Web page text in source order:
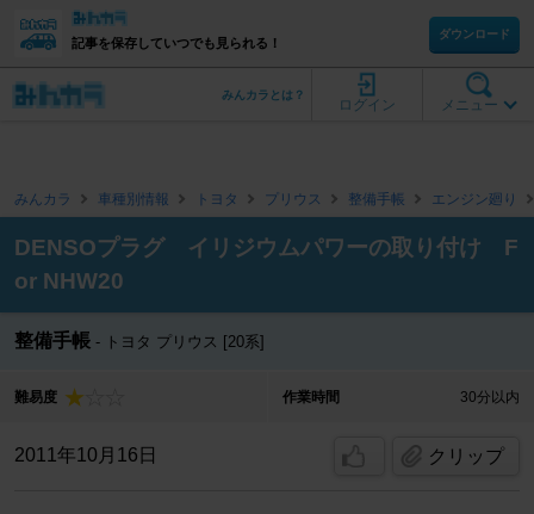
記事を保存していつでも見られる！
ダウンロード
メニュー
ログイン
みんカラとは？
みんカラ 車種別情報 トヨタ プリウス 整備手帳 エンジン廻り
DENSOプラグ イリジウムパワーの取り付け F
or NHW20
整備手帳 トヨタ プリウス [20系]
難易度 作業時間 30分以内
2011年10月16日 クリップ